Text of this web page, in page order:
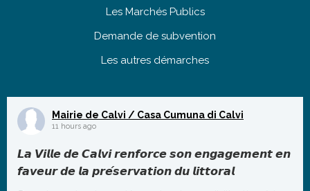
Les Marchés Publics
Demande de subvention
Les autres démarches
Mairie de Calvi / Casa Cumuna di Calvi
11 hours ago
𝙇𝙖 𝙑𝙞𝙡𝙡𝙚 𝙙𝙚 𝘾𝙖𝙡𝙫𝙞 𝙧𝙚𝙣𝙛𝙤𝙧𝙘𝙚 𝙨𝙤𝙣 𝙚𝙣𝙜𝙖𝙜𝙚𝙢𝙚𝙣𝙩 𝙚𝙣
𝙛𝙖𝙫𝙚𝙪𝙧 𝙙𝙚 𝙡𝙖 𝙥𝙧𝙚́𝙨𝙚𝙧𝙫𝙖𝙩𝙞𝙤𝙣 𝙙𝙪 𝙡𝙞𝙩𝙩𝙤𝙧𝙖𝙡